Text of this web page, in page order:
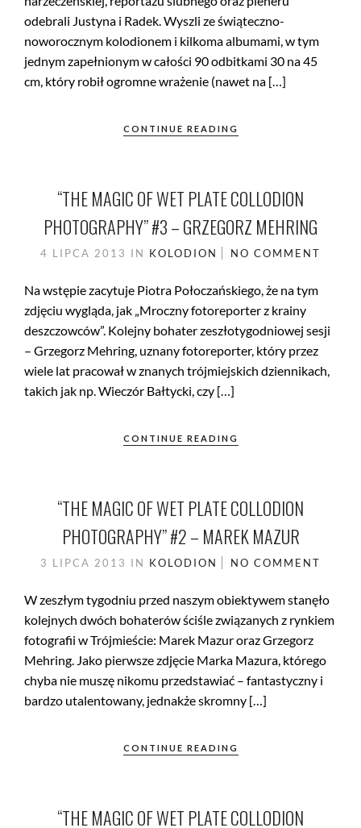
odebrali Justyna i Radek. Wyszli ze świąteczno-
noworocznym kolodionem i kilkoma albumami, w tym
jednym zapełnionym w całości 90 odbitkami 30 na 45
cm, który robił ogromne wrażenie (nawet na […]
CONTINUE READING
“THE MAGIC OF WET PLATE COLLODION
PHOTOGRAPHY” #3 – GRZEGORZ MEHRING
4 LIPCA 2013 IN KOLODION NO COMMENT
Na wstępie zacytuje Piotra Połoczańskiego, że na tym
zdjęciu wygląda, jak „Mroczny fotoreporter z krainy
deszczowców”. Kolejny bohater zeszłotygodniowej sesji
– Grzegorz Mehring, uznany fotoreporter, który przez
wiele lat pracował w znanych trójmiejskich dziennikach,
takich jak np. Wieczór Bałtycki, czy […]
CONTINUE READING
“THE MAGIC OF WET PLATE COLLODION
PHOTOGRAPHY” #2 – MAREK MAZUR
3 LIPCA 2013 IN KOLODION NO COMMENT
W zeszłym tygodniu przed naszym obiektywem stanęło
kolejnych dwóch bohaterów ściśle związanych z rynkiem
fotografii w Trójmieście: Marek Mazur oraz Grzegorz
Mehring. Jako pierwsze zdjęcie Marka Mazura, którego
chyba nie muszę nikomu przedstawiać – fantastyczny i
bardzo utalentowany, jednakże skromny […]
CONTINUE READING
“THE MAGIC OF WET PLATE COLLODION